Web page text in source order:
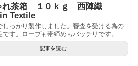
れ茶箱 １０ｋｇ 西陣織
Textile
しっかり製作しました。審査を受ける為の
です。ロープも帯締めもバッチリです。
記事を読む